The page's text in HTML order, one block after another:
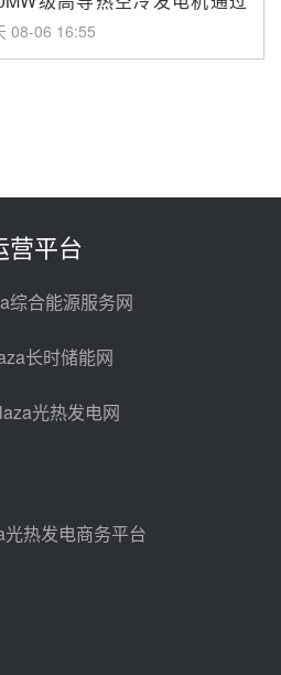
试验
08-06 16:55
光工程性能试验采购
示范电站二列蒸汽发生器设备
核阀业中标天山北麓100MW光
发电工程EPC总承包项目熔盐截
、熔盐三偏心蝶阀采购
05 17:15
项目熔盐介质超声波流量计采购
17:09
营平台
综合能源服务网
长时储能网
光热发电网
热发电商务平台